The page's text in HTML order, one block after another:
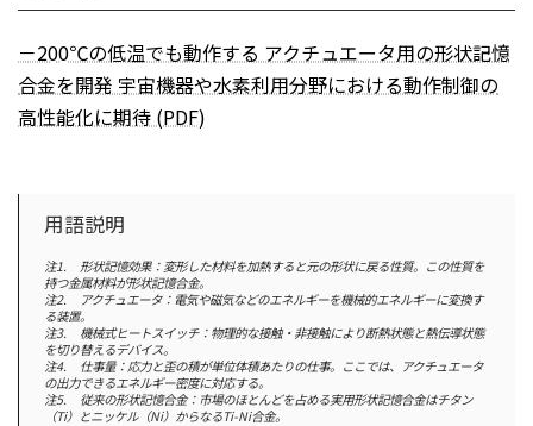
－200℃の低温でも動作する アクチュエータ用の形状記憶
合金を開発 宇宙機器や水素利用分野における動作制御の
高性能化に期待 (PDF)
用語説明
注1. 形状記憶効果：変形した材料を加熱すると元の形状に戻る性質。この性質を
持つ金属材料が形状記憶合金。
注2. アクチュエータ：電気や磁気などのエネルギーを機械的エネルギーに変換す
る装置。
注3. 機械式ヒートスイッチ：物理的な接触・非接触により断熱状態と熱伝導状態
を切り替えるデバイス。
注4. 仕事量：応力と歪の積が単位体積あたりの仕事。ここでは、アクチュエータ
の出力できるエネルギー密度に対応する。
注5. 従来の形状記憶合金：市場のほとんどを占める実用形状記憶合金はチタン
（Ti）とニッケル（Ni）からなるTi-Ni合金。